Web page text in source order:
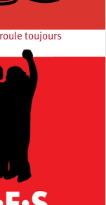
toujours